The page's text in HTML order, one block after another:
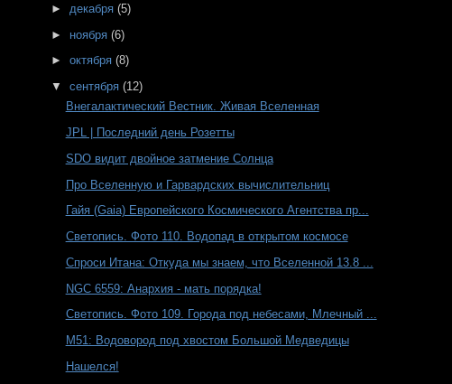
► декабря (5)
► ноября (6)
► октября (8)
▼ сентября (12)
Внегалактический Вестник. Живая Вселенная
JPL | Последний день Розетты
SDO видит двойное затмение Солнца
Про Вселенную и Гарвардских вычислительниц
Гайя (Gaia) Европейского Космического Агентства пр...
Светопись. Фото 110. Водопад в открытом космосе
Спроси Итана: Откуда мы знаем, что Вселенной 13.8 ...
NGC 6559: Анархия - мать порядка!
Светопись. Фото 109. Города под небесами, Млечный ...
М51: Водовород под хвостом Большой Медведицы
Нашелся!